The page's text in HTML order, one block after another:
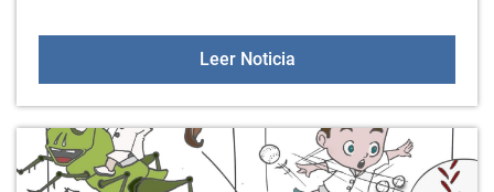
Leer NoticiaLa caravana Escape